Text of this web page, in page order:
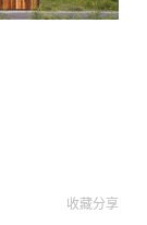
收藏分享